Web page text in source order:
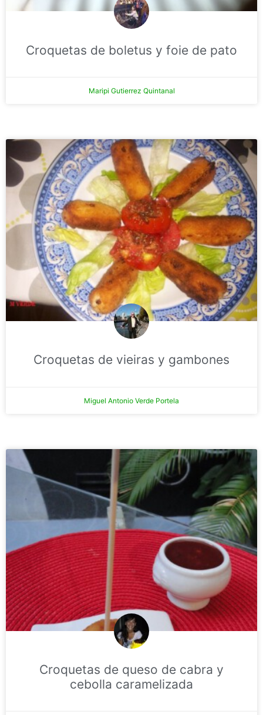
Croquetas de boletus y foie de pato
Maripi Gutierrez Quintanal
Croquetas de vieiras y gambones
Miguel Antonio Verde Portela
Croquetas de queso de cabra y
cebolla caramelizada